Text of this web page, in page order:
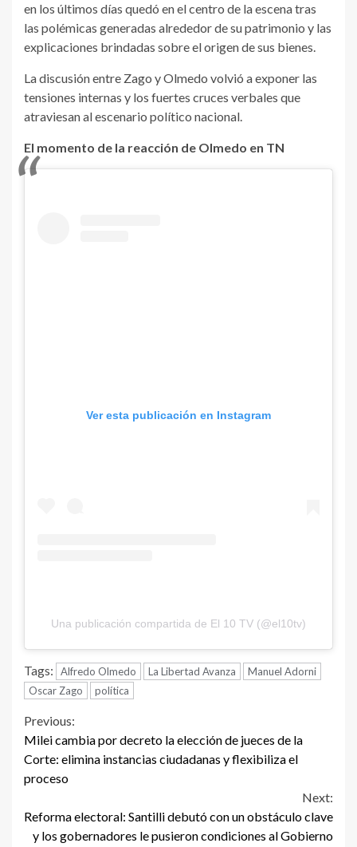
en los últimos días quedó en el centro de la escena tras
las polémicas generadas alrededor de su patrimonio y las
explicaciones brindadas sobre el origen de sus bienes.
La discusión entre Zago y Olmedo volvió a exponer las
tensiones internas y los fuertes cruces verbales que
atraviesan al escenario político nacional.
El momento de la reacción de Olmedo en TN
Ver esta publicación en Instagram
Una publicación compartida de El 10 TV (@el10tv)
Tags: Alfredo Olmedo La Libertad Avanza
Manuel Adorni
Oscar Zago
política
Continue
Reading
Previous:
Milei cambia por decreto la elección de jueces de la
Corte: elimina instancias ciudadanas y flexibiliza el
proceso
Next:
Reforma electoral: Santilli debutó con un obstáculo clave
y los gobernadores le pusieron condiciones al Gobierno